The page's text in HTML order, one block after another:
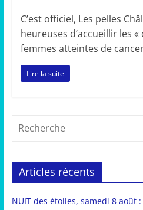
C’est officiel, Les pelles
heureuses d’accueillir les
femmes atteintes de
Lire la suite
Articles récents
NUIT des étoiles, samedi 8 août :